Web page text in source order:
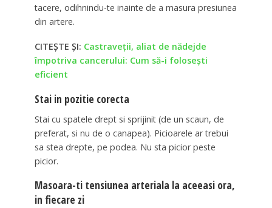
tacere, odihnindu-te inainte de a masura presiunea
din artere.
CITEȘTE ȘI: Castraveţii, aliat de nădejde
împotriva cancerului: Cum să-i foloseşti
eficient
Stai in pozitie corecta
Stai cu spatele drept si sprijinit (de un scaun, de
preferat, si nu de o canapea). Picioarele ar trebui
sa stea drepte, pe podea. Nu sta picior peste
picior.
Masoara-ti tensiunea arteriala la aceeasi ora,
in fiecare zi